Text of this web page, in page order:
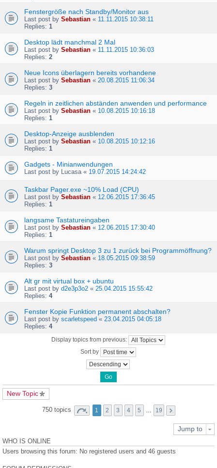
Fenstergröße nach Standby/Monitor aus
Last post by Sebastian « 11.11.2015 10:38:11
Replies: 1
Desktop lädt manchmal 2 Mal
Last post by Sebastian « 11.11.2015 10:36:03
Replies: 2
Neue Icons überlagern bereits vorhandene
Last post by Sebastian « 20.08.2015 11:06:34
Replies: 3
Regeln in zeitlichen abständen anwenden und performance
Last post by Sebastian « 10.08.2015 10:16:18
Replies: 1
Desktop-Anzeige ausblenden
Last post by Sebastian « 10.08.2015 10:12:16
Replies: 1
Gadgets - Minianwendungen
Last post by Lucasa« 19.07.2015 14:24:42
Taskbar Pager.exe ~10% Load (CPU)
Last post by Sebastian « 12.06.2015 17:36:45
Replies: 1
langsame Tastatureingaben
Last post by Sebastian « 12.06.2015 17:30:40
Replies: 1
Warum springt Desktop 3 zu 1 zurück bei Programmöffnung?
Last post by Sebastian « 18.05.2015 09:38:59
Replies: 3
Alt gr mit virtual box + ubuntu
Last post by d2e3p3o2 « 25.04.2015 15:55:42
Replies: 4
Fenster Kopie Funktion permanent abschalten?
Last post by scarletspeed « 23.04.2015 04:05:18
Replies: 4
Display topics from previous:
Sort by
New Topic
750 topics 1 2 3 4 5 … 19
Jump to
WHO IS ONLINE
Users browsing this forum: No registered users and 46 guests